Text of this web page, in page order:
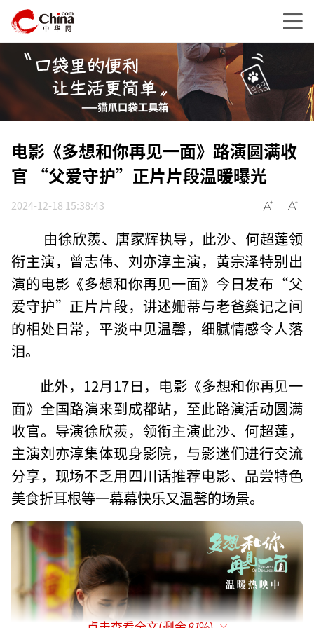
电影《多想和你再见一面》路演圆满收
官 “父爱守护”正片片段温暖曝光
2024-12-18 15:38:43
由徐欣羨、唐家辉执导，此沙、何超莲领
衔主演，曾志伟、刘亦淳主演，黄宗泽特别出
演的电影《多想和你再见一面》今日发布“父
爱守护”正片片段，讲述姗蒂与老爸燊记之间
的相处日常，平淡中见温馨，细腻情感令人落
泪。
此外，12月17日，电影《多想和你再见一
面》全国路演来到成都站，至此路演活动圆满
收官。导演徐欣羨，领衔主演此沙、何超莲，
主演刘亦淳集体现身影院，与影迷们进行交流
分享，现场不乏用四川话推荐电影、品尝特色
美食折耳根等一幕幕快乐又温馨的场景。